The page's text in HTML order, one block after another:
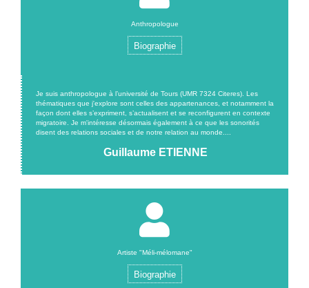
Anthropologue
Biographie
Je suis anthropologue à l’université de Tours (UMR 7324 Citeres). Les
thématiques que j'explore sont celles des appartenances, et notamment la
façon dont elles s’expriment, s’actualisent et se reconfigurent en contexte
migratoire. Je m'intéresse désormais également à ce que les sonorités
disent des relations sociales et de notre relation au monde....
Guillaume ETIENNE
Artiste "Méli-mélomane"
Biographie